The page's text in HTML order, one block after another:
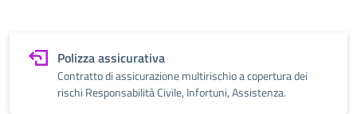
Polizza assicurativa
Contratto di assicurazione multirischio a copertura dei
rischi Responsabilità Civile, Infortuni, Assistenza.